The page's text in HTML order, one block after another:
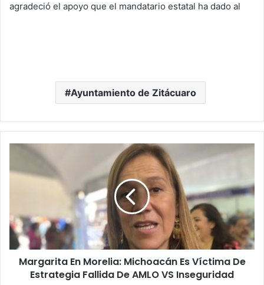
agradeció el apoyo que el mandatario estatal ha dado al
Ayuntamiento de Zitácuaro
Margarita
Morelia:
De
Estrategia
Fallida
AMLO
Margarita En Morelia: Michoacán Es Víctima De
Estrategia Fallida De AMLO VS Inseguridad